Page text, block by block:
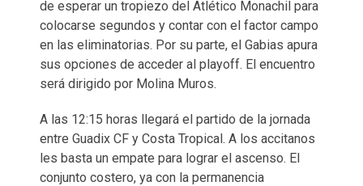
de esperar un tropiezo del Atlético Monachil para
colocarse segundos y contar con el factor campo
en las eliminatorias. Por su parte, el Gabias apura
sus opciones de acceder al playoff. El encuentro
será dirigido por Molina Muros.
A las 12:15 horas llegará el partido de la jornada
entre Guadix CF y Costa Tropical. A los accitanos
les basta un empate para lograr el ascenso. El
conjunto costero, ya con la permanencia